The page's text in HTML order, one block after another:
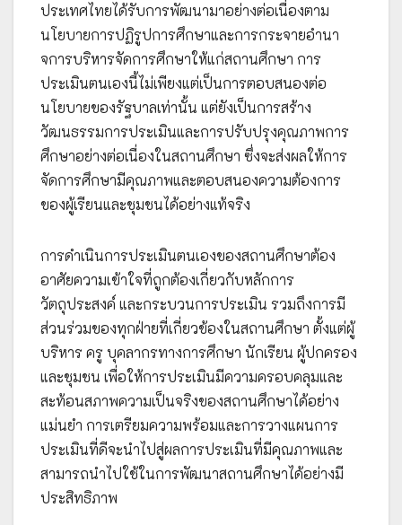
ประเทศไทยได้รับการพัฒนามาอย่างต่อเนื่องตาม
นโยบายการปฏิรูปการศึกษาและการกระจายอำนา
จการบริหารจัดการศึกษาให้แก่สถานศึกษา การ
ประเมินตนเองนี้ไม่เพียงแต่เป็นการตอบสนองต่อ
นโยบายของรัฐบาลเท่านั้น แต่ยังเป็นการสร้าง
วัฒนธรรมการประเมินและการปรับปรุงคุณภาพการ
ศึกษาอย่างต่อเนื่องในสถานศึกษา ซึ่งจะส่งผลให้การ
จัดการศึกษามีคุณภาพและตอบสนองความต้องการ
ของผู้เรียนและชุมชนได้อย่างแท้จริง
การดำเนินการประเมินตนเองของสถานศึกษาต้อง
อาศัยความเข้าใจที่ถูกต้องเกี่ยวกับหลักการ
วัตถุประสงค์ และกระบวนการประเมิน รวมถึงการมี
ส่วนร่วมของทุกฝ่ายที่เกี่ยวข้องในสถานศึกษา ตั้งแต่ผู้
บริหาร ครู บุคลากรทางการศึกษา นักเรียน ผู้ปกครอง
และชุมชน เพื่อให้การประเมินมีความครอบคลุมและ
สะท้อนสภาพความเป็นจริงของสถานศึกษาได้อย่าง
แม่นยำ การเตรียมความพร้อมและการวางแผนการ
ประเมินที่ดีจะนำไปสู่ผลการประเมินที่มีคุณภาพและ
สามารถนำไปใช้ในการพัฒนาสถานศึกษาได้อย่างมี
ประสิทธิภาพ